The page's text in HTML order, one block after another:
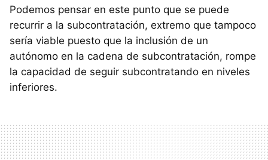
Podemos pensar en este punto que se puede
recurrir a la subcontratación, extremo que tampoco
sería viable puesto que la inclusión de un
autónomo en la cadena de subcontratación, rompe
la capacidad de seguir subcontratando en niveles
inferiores.